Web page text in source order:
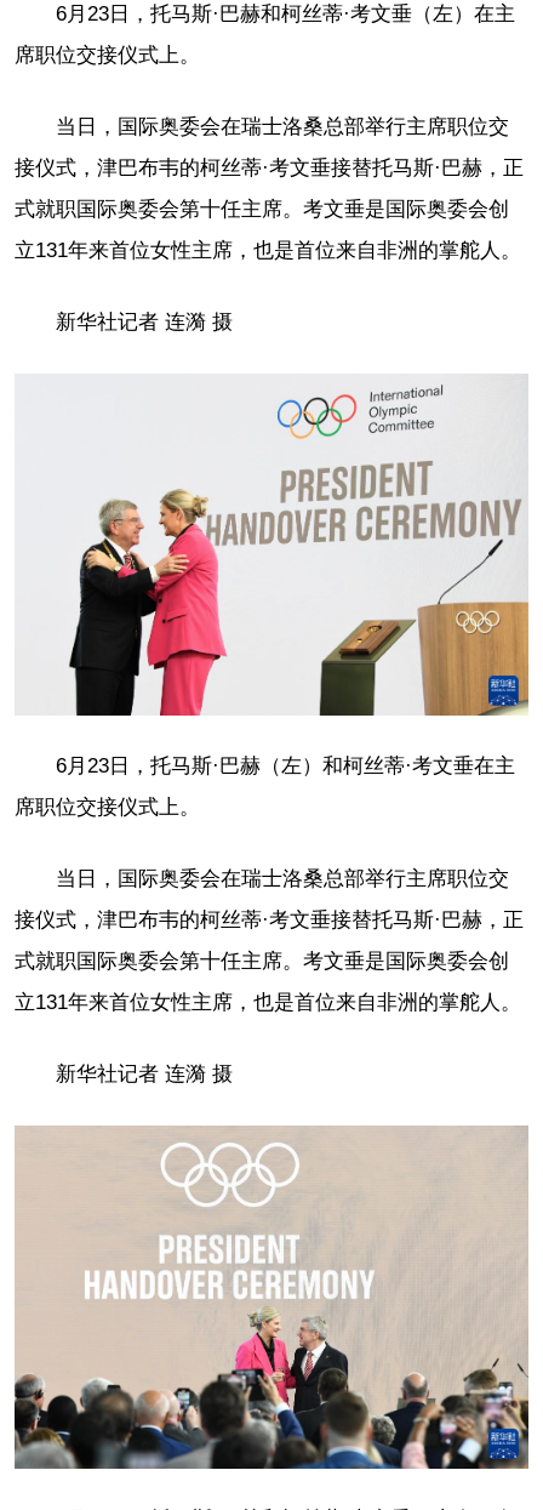
6月23日，托马斯·巴赫和柯丝蒂·考文垂（左）在主
席职位交接仪式上。
当日，国际奥委会在瑞士洛桑总部举行主席职位交
接仪式，津巴布韦的柯丝蒂·考文垂接替托马斯·巴赫，正
式就职国际奥委会第十任主席。考文垂是国际奥委会创
立131年来首位女性主席，也是首位来自非洲的掌舵人。
新华社记者 连漪 摄
6月23日，托马斯·巴赫（左）和柯丝蒂·考文垂在主
席职位交接仪式上。
当日，国际奥委会在瑞士洛桑总部举行主席职位交
接仪式，津巴布韦的柯丝蒂·考文垂接替托马斯·巴赫，正
式就职国际奥委会第十任主席。考文垂是国际奥委会创
立131年来首位女性主席，也是首位来自非洲的掌舵人。
新华社记者 连漪 摄